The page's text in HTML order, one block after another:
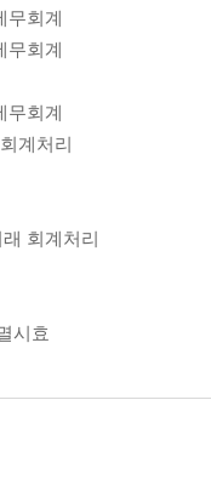
무회계
무회계
무회계
계처리
회계처리
시효